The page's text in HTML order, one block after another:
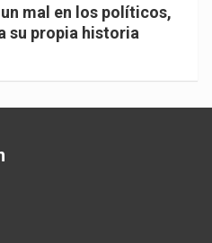
mal en los políticos,
su propia historia